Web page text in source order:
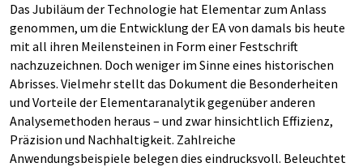
Das Jubiläum der Technologie hat Elementar zum Anlass
genommen, um die Entwicklung der EA von damals bis heute
mit all ihren Meilensteinen in Form einer Festschrift
nachzuzeichnen. Doch weniger im Sinne eines historischen
Abrisses. Vielmehr stellt das Dokument die Besonderheiten
und Vorteile der Elementaranalytik gegenüber anderen
Analysemethoden heraus – und zwar hinsichtlich Effizienz,
Präzision und Nachhaltigkeit. Zahlreiche
Anwendungsbeispiele belegen dies eindrucksvoll. Beleuchtet